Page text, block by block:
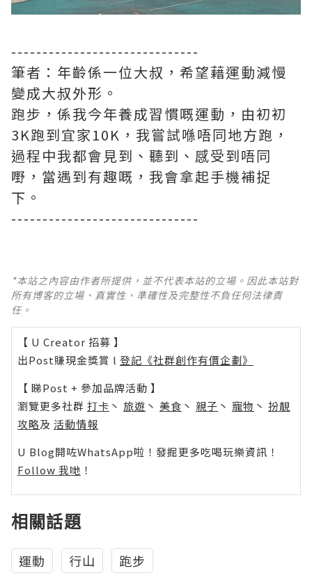
------------------------------
筆者：年齡係一位大叔，希望藉運動減慢
變成大叔外形。
跑步，係我今年養成習慣嘅運動，由初初
3K跑到宜家10K，我嘗試喺唔同地方跑，
過程中我都會見到、聽到、感受到唔同
嘢，當遇到有趣嘅，我會拿起手機補捉
下。
------------------------------
*本站之內容由作者所提供，並不代表本站的立場。因此本站對
所有博客的立場、真實性、準確性及完整性不負任何法律責
任。
【 U Creator 招募 】
出Post賺現金獎賞 l 登記《社群創作有價企劃》
【 睇Post + 參加品牌活動 】
瀏覽更多社群 打卡 丶 旅遊 丶 美食 丶 親子 丶 寵物 丶 扮靚
攻略及 活動情報
U Blog開咗WhatsApp啦！發掘更多吃喝玩樂資訊！
Follow 我哋 ！
相關話題
運動 行山 跑步